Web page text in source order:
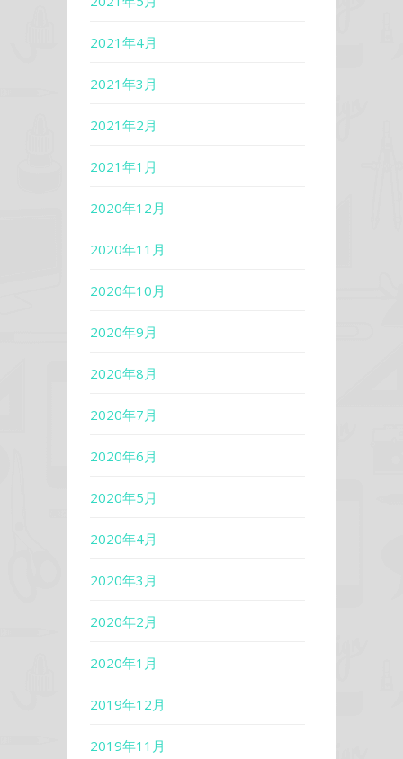
2021年4月
2021年3月
2021年2月
2021年1月
2020年12月
2020年11月
2020年10月
2020年9月
2020年8月
2020年7月
2020年6月
2020年5月
2020年4月
2020年3月
2020年2月
2020年1月
2019年12月
2019年11月